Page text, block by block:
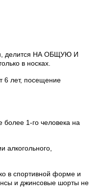
делится НА ОБЩУЮ И
в носках.
6 лет, посещение
более 1-го человека на
алкогольного,
в спортивной форме и
и джинсовые шорты не